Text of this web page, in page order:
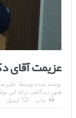
عزیمت آقای
نوشته شده توسط:
هنوز دیدگاهی برای این
چاپ
ایمیل